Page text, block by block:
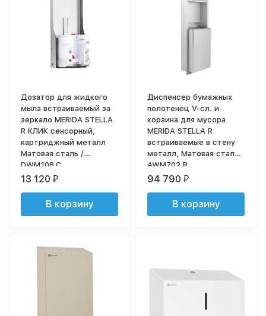
Дозатор для жидкого
мыла встраиваемый за
зеркало MERIDA STELLA
R КЛИК сенсорный,
картриджный металл
Матовая сталь /
DWM108.C
13 120₽
В корзину
Диспенсер бумажных
полотенец V-сл. и
корзина для мусора
MERIDA STELLA R
встраиваемые в стену
металл, Матовая сталь /
AWM702.R
94 790₽
В корзину